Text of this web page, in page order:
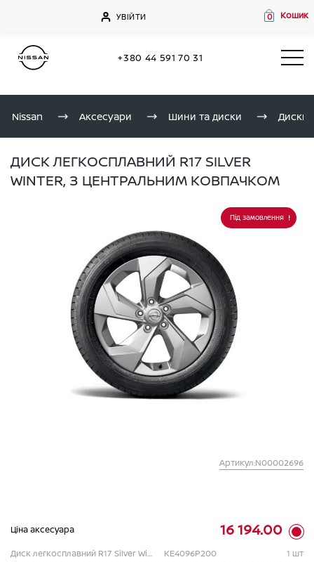
УВІЙТИ 0 Кошик
+380 44 591 70 31
Nissan Аксесуари Шини та диски Диски
ДИСК ЛЕГКОСПЛАВНИЙ R17 SILVER
WINTER, З ЦЕНТРАЛЬНИМ КОВПАЧКОМ
Під замовлення
Артикул:N00002696
Ціна аксесуара 16 194.00
Диск легкосплавний R17 Silver Winter, з центральним ковпачком KE4096P200 1 шт